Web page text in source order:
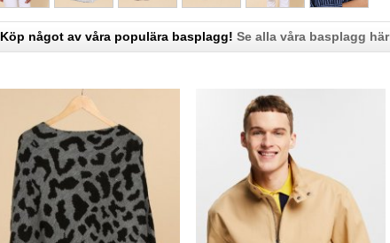
Köp något av våra populära basplagg! Se alla våra basplagg här